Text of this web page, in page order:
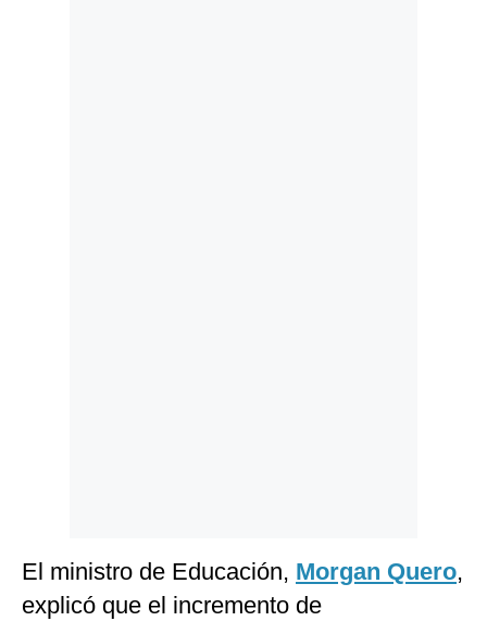
El ministro de Educación, Morgan Quero,
explicó que el incremento de